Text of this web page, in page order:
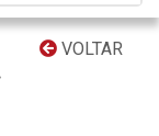
VOLTAR